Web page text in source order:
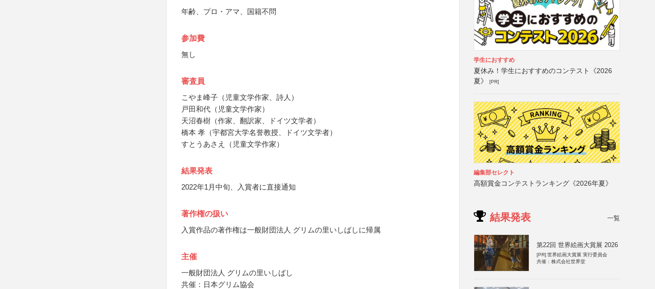
年齢、プロ・アマ、国籍不問
参加費
無し
審査員
こやま峰子（児童文学作家、詩人）
戸田和代（児童文学作家）
天沼春樹（作家、翻訳家、ドイツ文学者）
橋本 孝（宇都宮大学名誉教授、ドイツ文学者）
すとうあさえ（児童文学作家）
結果発表
2022年1月中旬、入賞者に直接通知
著作権の扱い
入賞作品の著作権は一般財団法人 グリムの里いしばしに帰属
主催
一般財団法人 グリムの里いしばし
共催：日本グリム協会
学生におすすめ
夏休み！学生におすすめのコンテスト《2026
夏》
[PR]
編集部セレクト
高額賞金コンテストランキング《2026年夏》
結果発表 一覧
第22回 世界絵画大賞展 2026
[PR] 世界絵画大賞展 実行委員会
共催：株式会社世界堂